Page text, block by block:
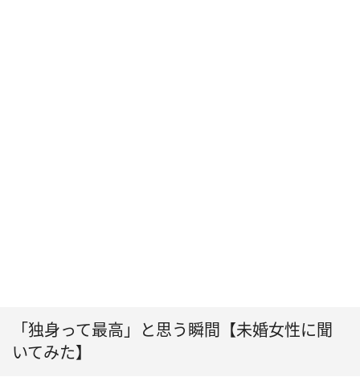
「独身って最高」と思う瞬間【未婚女性に聞
いてみた】